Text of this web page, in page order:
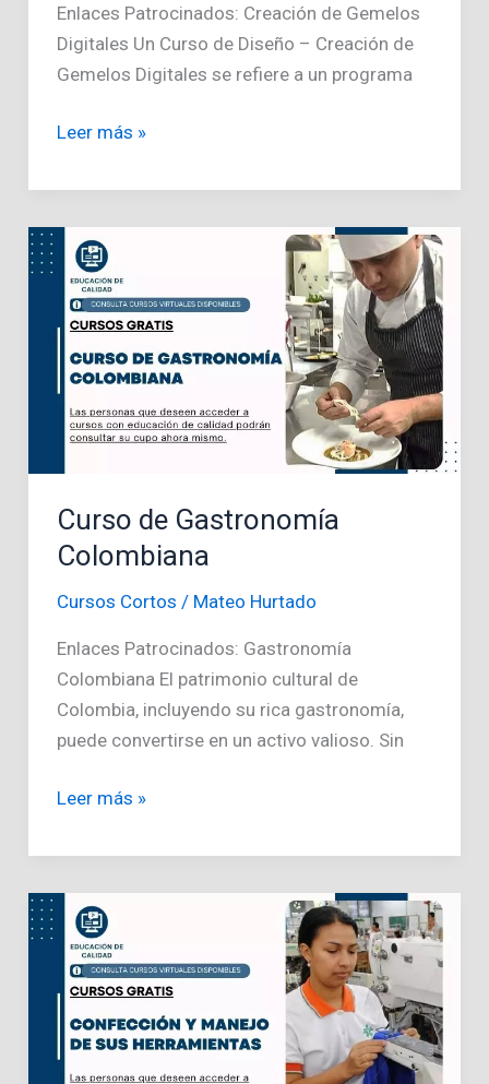
Enlaces Patrocinados: Creación de Gemelos
Digitales Un Curso de Diseño – Creación de
Gemelos Digitales se refiere a un programa
Curso
Diseño
–
Creación
de
Gemelos
Leer más »
Curso de Gastronomía
Colombiana
Cursos Cortos / Mateo Hurtado
Enlaces Patrocinados: Gastronomía
Colombiana El patrimonio cultural de
Colombia, incluyendo su rica gastronomía,
puede convertirse en un activo valioso. Sin
Curso
Gastronomía
Colombiana
Leer más »